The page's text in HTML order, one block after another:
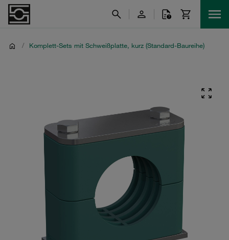
/ Komplett-Sets mit Schweißplatte, kurz (Standard-Baureihe)